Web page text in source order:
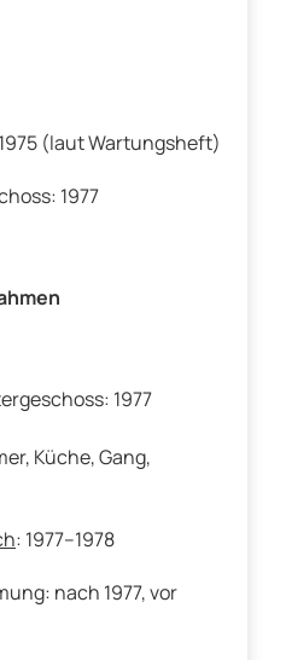
(laut Wartungsheft)
1977
1977
Küche, Gang,
: 1977–1978
nach 1977, vor